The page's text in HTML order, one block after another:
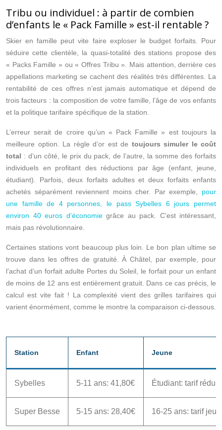
Tribu ou individuel : à partir de combien
d’enfants le « Pack Famille » est-il rentable ?
Skier en famille peut vite faire exploser le budget forfaits. Pour
séduire cette clientèle, la quasi-totalité des stations propose des
« Packs Famille » ou « Offres Tribu ». Mais attention, derrière ces
appellations marketing se cachent des réalités très différentes. La
rentabilité de ces offres n’est jamais automatique et dépend de
trois facteurs : la composition de votre famille, l’âge de vos enfants
et la politique tarifaire spécifique de la station.
L’erreur serait de croire qu’un « Pack Famille » est toujours la
meilleure option. La règle d’or est de toujours simuler le coût
total : d’un côté, le prix du pack, de l’autre, la somme des forfaits
individuels en profitant des réductions par âge (enfant, jeune,
étudiant). Parfois, deux forfaits adultes et deux forfaits enfants
achetés séparément reviennent moins cher. Par exemple, pour
une famille de 4 personnes, le pass Sybelles 6 jours permet
environ 40 euros d’économiegrâce au pack. C’est intéressant,
mais pas révolutionnaire.
Certaines stations vont beaucoup plus loin. Le bon plan ultime se
trouve dans les offres de gratuité. À Châtel, par exemple, pour
l’achat d’un forfait adulte Portes du Soleil, le forfait pour un enfant
de moins de 12 ans est entièrement gratuit. Dans ce cas précis, le
calcul est vite fait ! La complexité vient des grilles tarifaires qui
varient énormément, comme le montre la comparaison ci-dessous.
Station Enfant Jeune
Sybelles 5-11 ans: 41,80€ Étudiant: tarif réduit
Super Besse 5-15 ans: 28,40€ 16-25 ans: tarif